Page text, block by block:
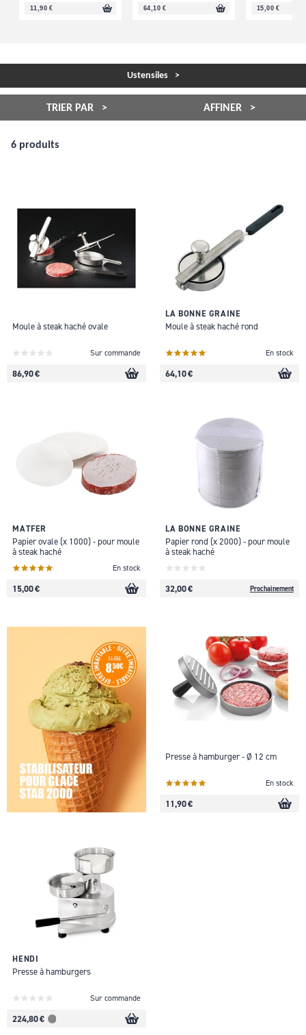
11,90 € 64,10 € 15,00 €
Ustensiles
TRIER PAR AFFINER
6 produits
Moule à steak haché ovale
Sur commande
86,90 €
LA BONNE GRAINE
Moule à steak haché rond
En stock
64,10 €
MATFER
Papier ovale (x 1000) - pour moule
à steak haché
En stock
15,00 €
LA BONNE GRAINE
Papier rond (x 2000) - pour moule
à steak haché
32,00 € Prochainement
Presse à hamburger - Ø 12 cm
En stock
11,90 €
HENDI
Presse à hamburgers
Sur commande
224,80 €